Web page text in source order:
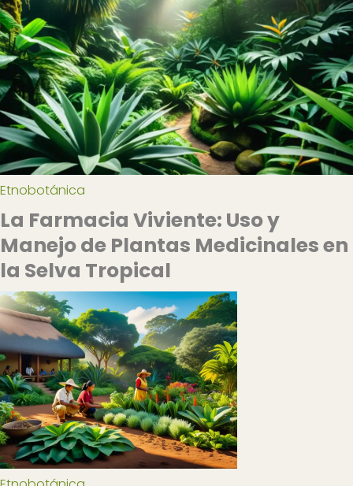
Etnobotánica
La Farmacia Viviente: Uso y
Manejo de Plantas Medicinales en
la Selva Tropical